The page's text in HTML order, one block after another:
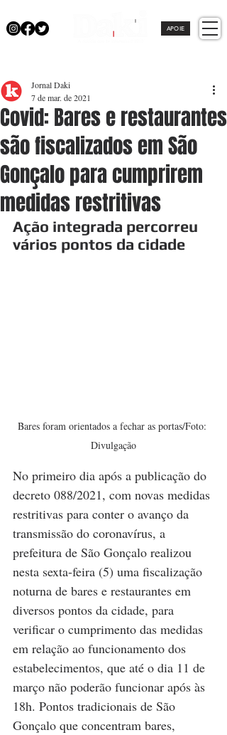
APOIE
Covid: Bares e restaurantes
são fiscalizados em São
Gonçalo para cumprirem
medidas restritivas
Jornal Daki
7 de mar. de 2021
Ação integrada percorreu
vários pontos da cidade
Bares foram orientados a fechar as portas/Foto:
Divulgação
No primeiro dia após a publicação do
decreto 088/2021, com novas medidas
restritivas para conter o avanço da
transmissão do coronavírus, a
prefeitura de São Gonçalo realizou
nesta sexta-feira (5) uma fiscalização
noturna de bares e restaurantes em
diversos pontos da cidade, para
verificar o cumprimento das medidas
em relação ao funcionamento dos
estabelecimentos, que até o dia 11 de
março não poderão funcionar após às
18h. Pontos tradicionais de São
Gonçalo que concentram bares,